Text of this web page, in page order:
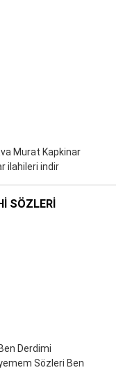
Murat Kapkinar
ilahileri indir
SÖZLERI
Derdimi
Sözleri Ben